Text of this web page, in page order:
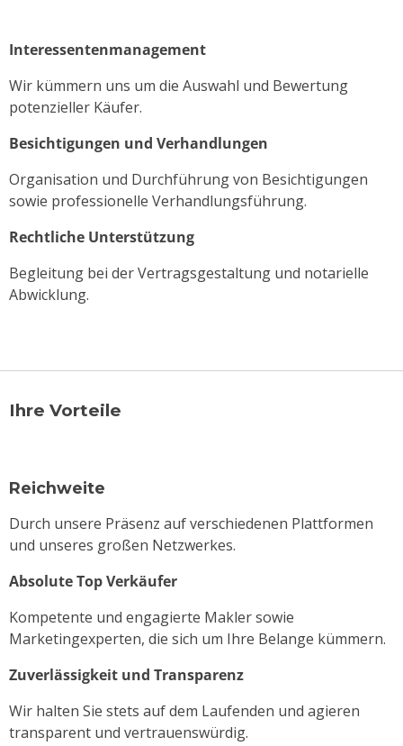
Interessentenmanagement
Wir kümmern uns um die Auswahl und Bewertung
potenzieller Käufer.
Besichtigungen und Verhandlungen
Organisation und Durchführung von Besichtigungen
sowie professionelle Verhandlungsführung.
Rechtliche Unterstützung
Begleitung bei der Vertragsgestaltung und notarielle
Abwicklung.
Ihre Vorteile
Reichweite
Durch unsere Präsenz auf verschiedenen Plattformen
und unseres großen Netzwerkes.
Absolute Top Verkäufer
Kompetente und engagierte Makler sowie
Marketingexperten, die sich um Ihre Belange kümmern.
Zuverlässigkeit und Transparenz
Wir halten Sie stets auf dem Laufenden und agieren
transparent und vertrauenswürdig.